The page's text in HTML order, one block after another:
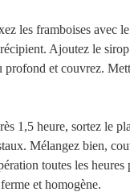
les framboises avec
Ajoutez le
profond et couvrez.
1,5 heure, sortez le
Mélangez bien,
toutes les
et homogène.